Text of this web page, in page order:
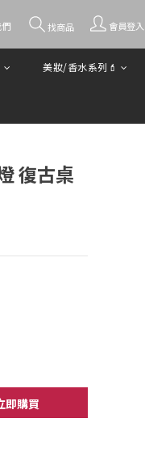
找商品 會員登入
美妝/香水系列💄
復古桌
即購買
立即購買